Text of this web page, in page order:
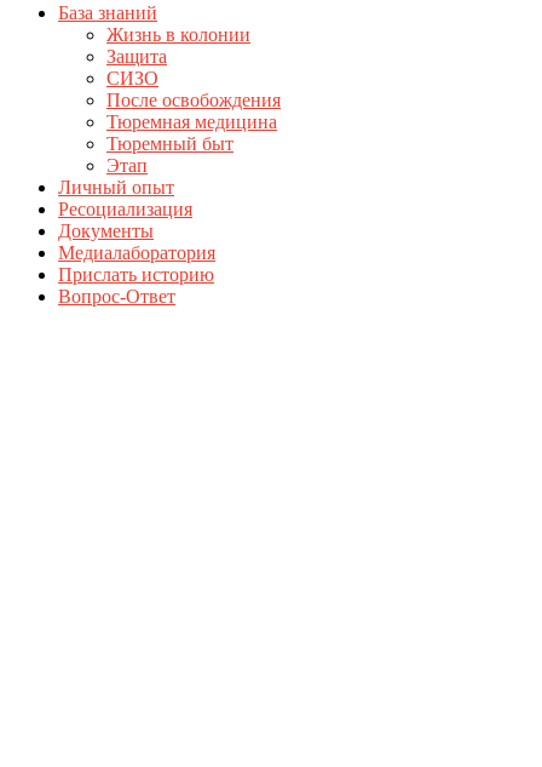
База знаний
Жизнь в колонии
Защита
СИЗО
После освобождения
Тюремная медицина
Тюремный быт
Этап
Личный опыт
Ресоциализация
Документы
Медиалаборатория
Прислать историю
Вопрос-Ответ